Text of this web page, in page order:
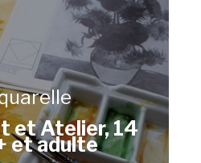
et Atelier, 14
et adulte